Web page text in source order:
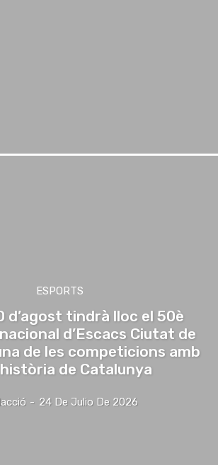
ESPORTS
d’agost tindrà lloc el 50è
d’Escacs Ciutat de
de les competicions amb
de Catalunya
- 24 De Julio De 2026